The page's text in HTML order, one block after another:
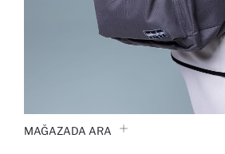
MAĞAZADA ARA